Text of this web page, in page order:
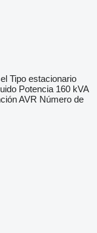
Tipo estacionario
Potencia 160 kVA
AVR Número de